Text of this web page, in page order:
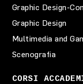
Graphic Design-
Graphic Design
Multimedia and
Scenografia
CORSI